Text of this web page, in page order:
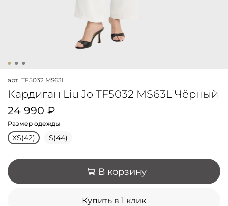
арт. TF5032 MS63L
Кардиган Liu Jo TF5032 MS63L Чёрный
24 990 ₽
Размер одежды
XS(42) S(44)
В корзину
Купить в 1 клик